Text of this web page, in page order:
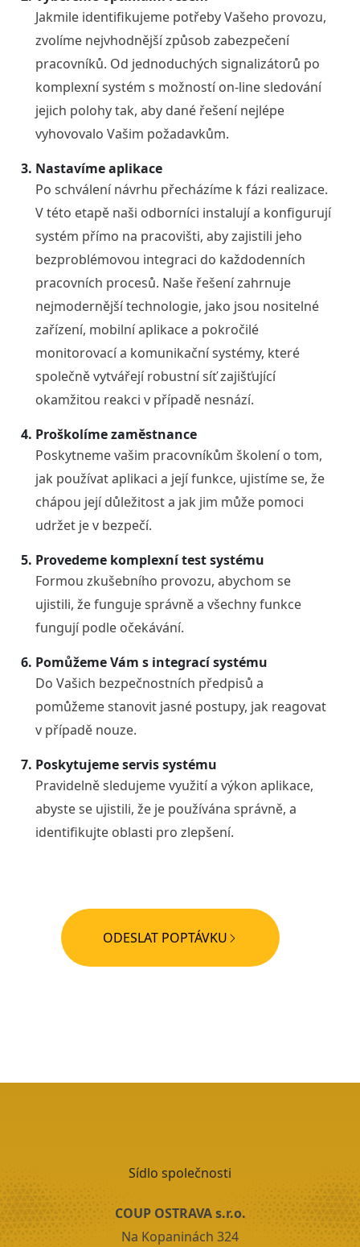
Jakmile identifikujeme potřeby Vašeho provozu,
zvolíme nejvhodnější způsob zabezpečení
pracovníků. Od jednoduchých signalizátorů po
komplexní systém s možností on-line sledování
jejich polohy tak, aby dané řešení nejlépe
vyhovovalo Vašim požadavkům.
Nastavíme aplikace
Po schválení návrhu přecházíme k fázi realizace.
V této etapě naši odborníci instalují a konfigurují
systém přímo na pracovišti, aby zajistili jeho
bezproblémovou integraci do každodenních
pracovních procesů. Naše řešení zahrnuje
nejmodernější technologie, jako jsou nositelné
zařízení, mobilní aplikace a pokročilé
monitorovací a komunikační systémy, které
společně vytvářejí robustní síť zajišťující
okamžitou reakci v případě nesnází.
Proškolíme zaměstnance
Poskytneme vašim pracovníkům školení o tom,
jak používat aplikaci a její funkce, ujistíme se, že
chápou její důležitost a jak jim může pomoci
udržet je v bezpečí.
Provedeme komplexní test systému
Formou zkušebního provozu, abychom se
ujistili, že funguje správně a všechny funkce
fungují podle očekávání.
Pomůžeme Vám s integrací systému
Do Vašich bezpečnostních předpisů a
pomůžeme stanovit jasné postupy, jak reagovat
v případě nouze.
Poskytujeme servis systému
Pravidelně sledujeme využití a výkon aplikace,
abyste se ujistili, že je používána správně, a
identifikujte oblasti pro zlepšení.
ODESLAT POPTÁVKU
Sídlo společnosti
COUP OSTRAVA s.r.o.
Na Kopaninách 324